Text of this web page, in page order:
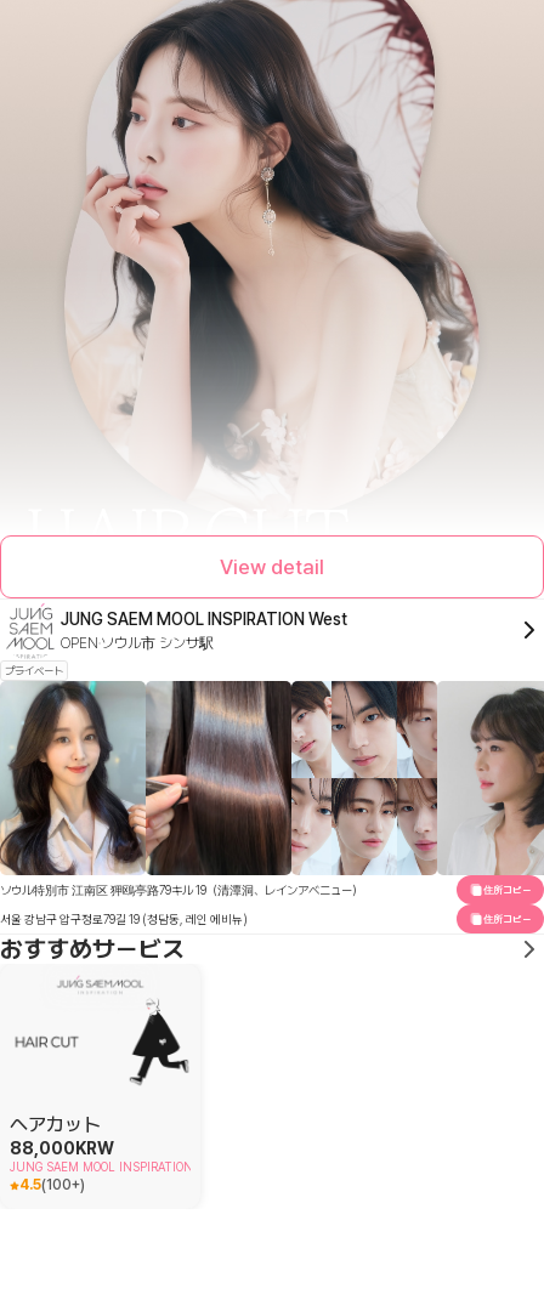
View detail
JUNG SAEM MOOL INSPIRATION West
OPEN ソウル市 シンサ駅
プライベート
ソウル特別市 江南区 狎鴎亭路79キル 19（清潭洞、レインアベニュー） 住所コピー
서울 강남구 압구정로79길 19 (청담동, 레인 에비뉴) 住所コピー
おすすめサービス
ヘアカット
88,000 KRW
JUNG SAEM MOOL INSPIRATION West
4.5(100+)